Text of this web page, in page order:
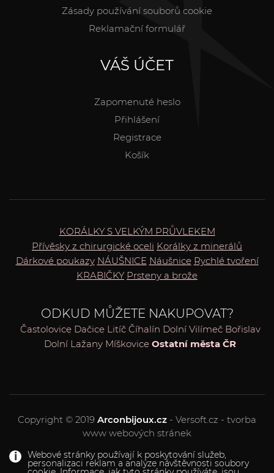
Webové stránky používají k poskytování služeb,
personalizaci reklam a analýze návštěvnosti soubory
Zásady používání souborů cookie
Reklamační formulář
VÁŠ ÚČET
Zapomenuté heslo
Přihlášení
Registrace
Košík
KORÁLKY S VELKÝM PRŮVLEKEM
Přívěsky z chirurgické oceli Korálky z minerálů
Dárkové poukazy NÁUŠNICE Náušnice Rychlé tvoření
KRABIČKY Prsteny a brože
ODKUD MŮŽETE NAKUPOVAT?
Častolovice Dačice Litíč Číhalín Dolní Vilímeč Bořislav
Dolní Lažany Míškovice Ostatní města ČR
Copyright © 2019 Arconbijoux.cz - Versoft.cz - tvorba
www webových stránek